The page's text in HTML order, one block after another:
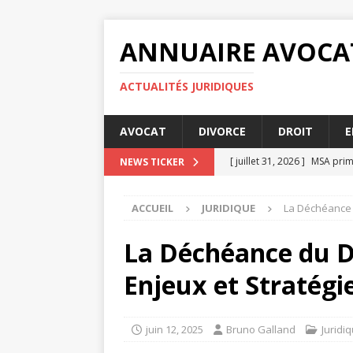
ANNUAIRE
ACTUALITÉS JURIDIQUES
AVOCAT DIVORCE DROIT
NEWS TICKER [ juillet 31, 2026 ] MSA
[ juillet 23, 2026 ] MSA
[ juillet 19, 2026 ]
ACCUEIL JURIDIQUE La
La Déchéance du
Enjeux et
juin 12, 2025 Bruno Galland